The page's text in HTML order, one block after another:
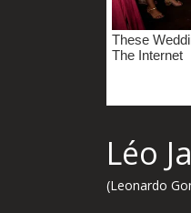
Léo
(Leonardo